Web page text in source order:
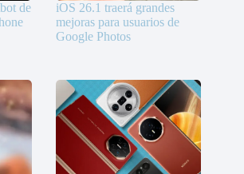
de
iOS 26.1 traerá grandes
mejoras para usuarios de
Google Photos